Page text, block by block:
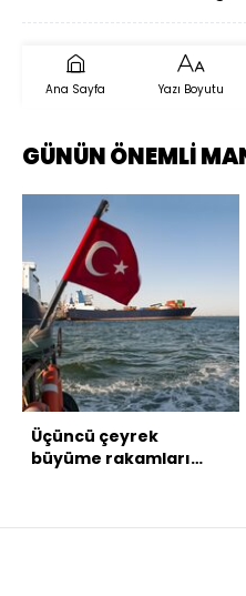
Ana Sayfa Yazı Boyutu
GÜNÜN ÖNEMLİ
Üçüncü çeyrek
büyüme rakamları